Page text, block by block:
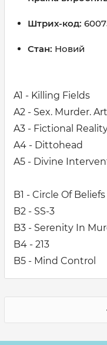
Штрих-код:
Стан: Новий
A1 - Killing Fields
A2 - Sex. Murder.
A3 - Fictional
A4 - Dittohead
A5 - Divine
B1 - Circle Of Beliefs
B2 - SS-3
B3 - Serenity In
B4 - 213
B5 - Mind Control